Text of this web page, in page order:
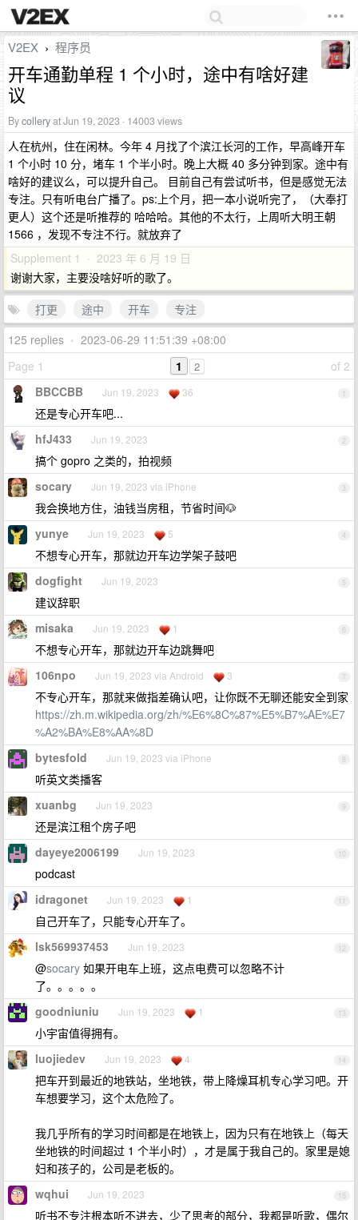
V2EX › 程序员
开车通勤单程 1 个小时，途中有啥好建
议
Bycolleryat Jun 19, 2023 · 14003 views
人在杭州，住在闲林。今年 4 月找了个滨江长河的工作，早高峰开车
1 个小时 10 分，堵车 1 个半小时。晚上大概 40 多分钟到家。途中有
啥好的建议么，可以提升自己。 目前自己有尝试听书，但是感觉无法
专注。只有听电台广播了。ps:上个月，把一本小说听完了，（大奉打
更人）这个还是听推荐的 哈哈哈。其他的不太行，上周听大明王朝
1566 ，发现不专注不行。就放弃了
Supplement 1 · 2023 年 6 月 19 日
谢谢大家，主要没啥好听的歌了。
打更
途中 开车
专注
125 replies • 2023-06-29 11:51:39 +08:00
Page 1
of 2
1 2
1
BBCCBB Jun 19, 2023 36
还是专心开车吧...
2
hfJ433 Jun 19, 2023
搞个 gopro 之类的，拍视频
3
socary Jun 19, 2023 via iPhone
我会换地方住，油钱当房租，节省时间🐶
4
yunye Jun 19, 2023 5
不想专心开车，那就边开车边学架子鼓吧
5
dogfight Jun 19, 2023
建议辞职
6
misaka Jun 19, 2023 1
不想专心开车，那就边开车边跳舞吧
7
106npo Jun 19, 2023 via Android 3
不专心开车，那就来做指差确认吧，让你既不无聊还能安全到家
https://zh.m.wikipedia.org/zh/%E6%8C%87%E5%B7%AE%E7
%A2%BA%E8%AA%8D
8
bytesfold Jun 19, 2023 via iPhone
听英文类播客
9
xuanbg Jun 19, 2023
还是滨江租个房子吧
10
dayeye2006199 Jun 19, 2023
podcast
11
idragonet Jun 19, 2023 1
自己开车了，只能专心开车了。
12
lsk569937453 Jun 19, 2023
@socary 如果开电车上班，这点电费可以忽略不计
了。。。。。
13
goodniuniu Jun 19, 2023 1
小宇宙值得拥有。
14
luojiedev Jun 19, 2023 4
把车开到最近的地铁站，坐地铁，带上降燥耳机专心学习吧。开
车想要学习，这个太危险了。
我几乎所有的学习时间都是在地铁上，因为只有在地铁上（每天
坐地铁的时间超过 1 个半小时），才是属于我自己的。家里是媳
妇和孩子的，公司是老板的。
15
wqhui Jun 19, 2023
听书不专注根本听不进去，少了思考的部分，我都是听歌，偶尔